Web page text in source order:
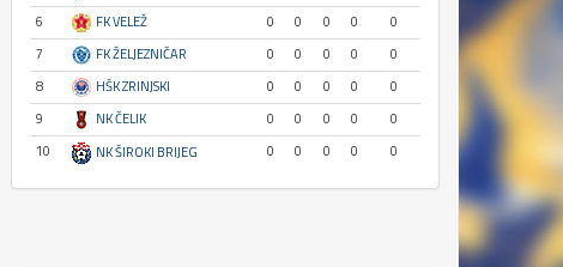
6
FK VELEŽ 0 0 0 0
0
7
FK ŽELJEZNIČAR 0 0 0 0
0
8
HŠK ZRINJSKI 0 0 0 0
0
9
NK ČELIK 0 0 0 0
0
10
NK ŠIROKI BRIJEG 0 0 0 0 0